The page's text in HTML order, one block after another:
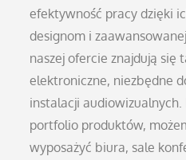
efektywność pracy dzięki
designom i
naszej ofercie znajdują się
elektroniczne, niezbędne
instalacji audiowizualnych.
portfolio produktów,
wyposażyć biura, sale